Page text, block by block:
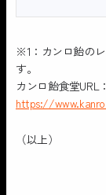
※1：カンロ飴の
す。
カンロ飴食堂URL：
https://
（以上）